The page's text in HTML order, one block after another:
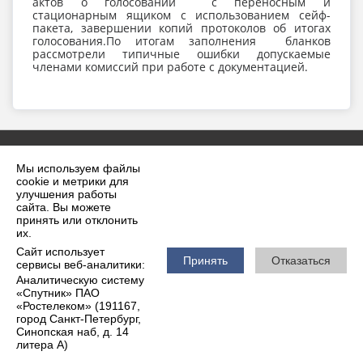
Мы используем файлы
cookie и метрики для
улучшения работы
сайта. Вы можете
принять или отклонить
их.
Сайт использует
сервисы веб-аналитики:
Аналитическую систему
«Спутник» ПАО
«Ростелеком» (191167,
город Санкт-Петербург,
Синопская наб, д. 14
литера А)
Принять Отказаться
стационарным ящиком с использованием сейф-
пакета, завершении копий протоколов об итогах
голосования.По итогам заполнения бланков
рассмотрели типичные ошибки допускаемые
членами комиссий при работе с документацией.
2026 г. krilovskaya.ru
Вход
Карта сайта
Политика обработки персональных данных
Сделано на KubCMS
Разработка и поддержка